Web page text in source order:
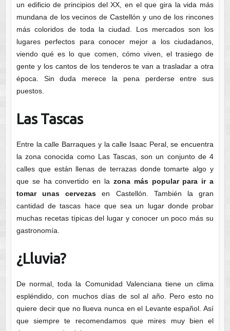
un edificio de principios del XX, en el que gira la vida más
mundana de los vecinos de Castellón y uno de los rincones
más coloridos de toda la ciudad. Los mercados son los
lugares perfectos para conocer mejor a los ciudadanos,
viendo qué es lo que comen, cómo viven, el trasiego de
gente y los cantos de los tenderos te van a trasladar a otra
época. Sin duda merece la pena perderse entre sus
puestos.
Las Tascas
Entre la calle Barraques y la calle Isaac Peral, se encuentra
la zona conocida como Las Tascas, son un conjunto de 4
calles que están llenas de terrazas donde tomarte algo y
que se ha convertido en la zona más popular para ir a
tomar unas cervezas en Castellón. También la gran
cantidad de tascas hace que sea un lugar donde probar
muchas recetas típicas del lugar y conocer un poco más su
gastronomía.
¿Lluvia?
De normal, toda la Comunidad Valenciana tiene un clima
espléndido, con muchos días de sol al año. Pero esto no
quiere decir que no llueva nunca en el Levante español. Así
que siempre te recomendamos que mires muy bien el